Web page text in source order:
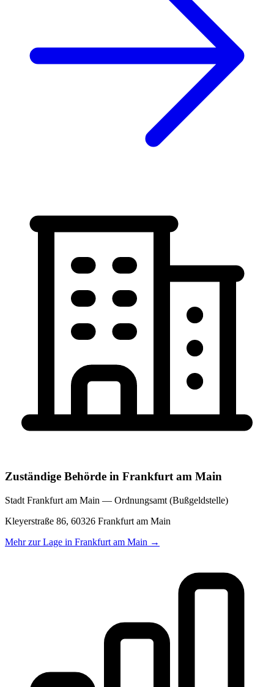
Zuständige Behörde in Frankfurt am Main
Stadt Frankfurt am Main — Ordnungsamt (Bußgeldstelle)
Kleyerstraße 86, 60326 Frankfurt am Main
Mehr zur Lage in Frankfurt am Main →